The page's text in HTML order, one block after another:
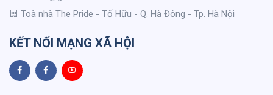
Toà nhà The Pride - Tố Hữu - Q. Hà Đông - Tp. Hà Nội
KẾT NỐI MẠNG XÃ HỘI